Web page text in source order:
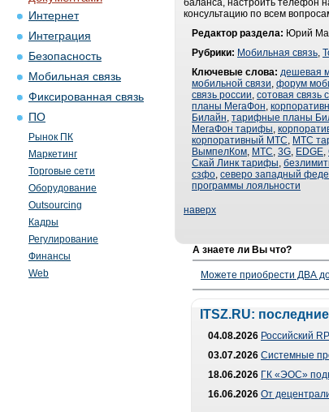
Интернет
Интеграция
Безопасность
Мобильная связь
Фиксированная связь
ПО
Рынок ПК
Маркетинг
Торговые сети
Оборудование
Outsourcing
Кадры
Регулирование
Финансы
Web
баланса, настроить телефон
консультацию по всем
Редактор раздела: Юрий
Рубрики: Мобильная связь,
Ключевые слова: дешевая
мобильной связи, форум
связь россии, сотовая связь
планы МегаФон,
Билайн, тарифные планы
МегаФон тарифы,
корпоративный МТС, МТС
ВымпелКом, МТС, 3G, EDGE,
Скай Линк тарифы,
сзфо, северо западный
программы лояльности
наверх
А знаете ли Вы что?
Можете приобрести ДВА
ITSZ.RU:
04.08.2026 Российский
03.07.2026 Системные
18.06.2026 ГК «ЭОС»
16.06.2026 От